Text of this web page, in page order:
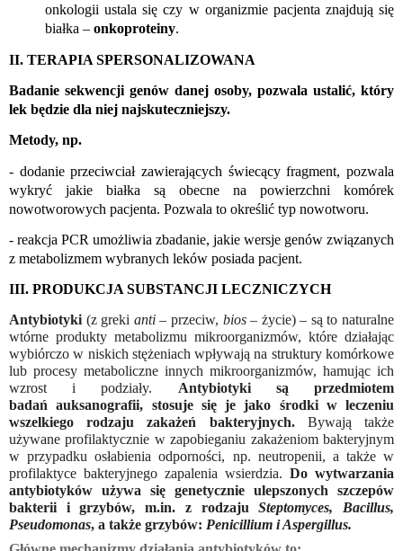
onkologii ustala się czy w organizmie pacjenta znajdują się
białka – onkoproteiny.
II. TERAPIA SPERSONALIZOWANA
Badanie sekwencji genów danej osoby, pozwala ustalić, który
lek będzie dla niej najskuteczniejszy.
Metody, np.
- dodanie przeciwciał zawierających świecący fragment, pozwala
wykryć jakie białka są obecne na powierzchni komórek
nowotworowych pacjenta. Pozwala to określić typ nowotworu.
- reakcja PCR umożliwia zbadanie, jakie wersje genów związanych
z metabolizmem wybranych leków posiada pacjent.
III. PRODUKCJA SUBSTANCJI LECZNICZYCH
Antybiotyki (z greki anti – przeciw, bios – życie) – są to naturalne
wtórne produkty metabolizmu mikroorganizmów, które działając
wybiórczo w niskich stężeniach wpływają na struktury komórkowe
lub procesy metaboliczne innych mikroorganizmów, hamując ich
wzrost i podziały. Antybiotyki są przedmiotem
badań auksanografii, stosuje się je jako środki w leczeniu
wszelkiego rodzaju zakażeń bakteryjnych. Bywają także
używane profilaktycznie w zapobieganiu zakażeniom bakteryjnym
w przypadku osłabienia odporności, np. neutropenii, a także w
profilaktyce bakteryjnego zapalenia wsierdzia. Do wytwarzania
antybiotyków używa się genetycznie ulepszonych szczepów
bakterii i grzybów, m.in. z rodzaju Steptomyces, Bacillus,
Pseudomonas, a także grzybów: Penicillium i Aspergillus.